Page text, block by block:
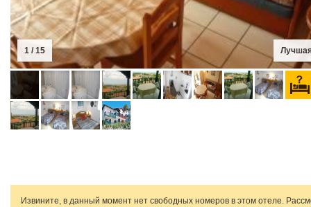
1 / 15
Извините, в данный момент нет свободных номеров в этом отеле.